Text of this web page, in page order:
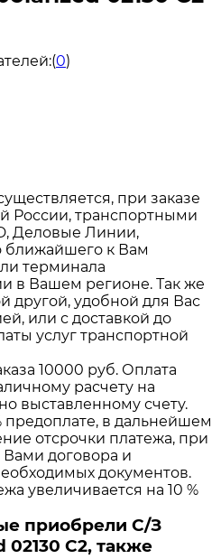
(0)
при заказе
России, транспортными
Деловые Линии,
ближайшего к Вам
терминала
в Вашем регионе. Так же
другой, удобной для Вас
или с доставкой до
услуг транспортной
10000 руб. Оплата
расчету на
выставленному счету.
предоплате, в дальнейшем
отсрочки платежа, при
договора и
документов.
увеличивается на 10 %
приобрели С/З
02130 C2, также